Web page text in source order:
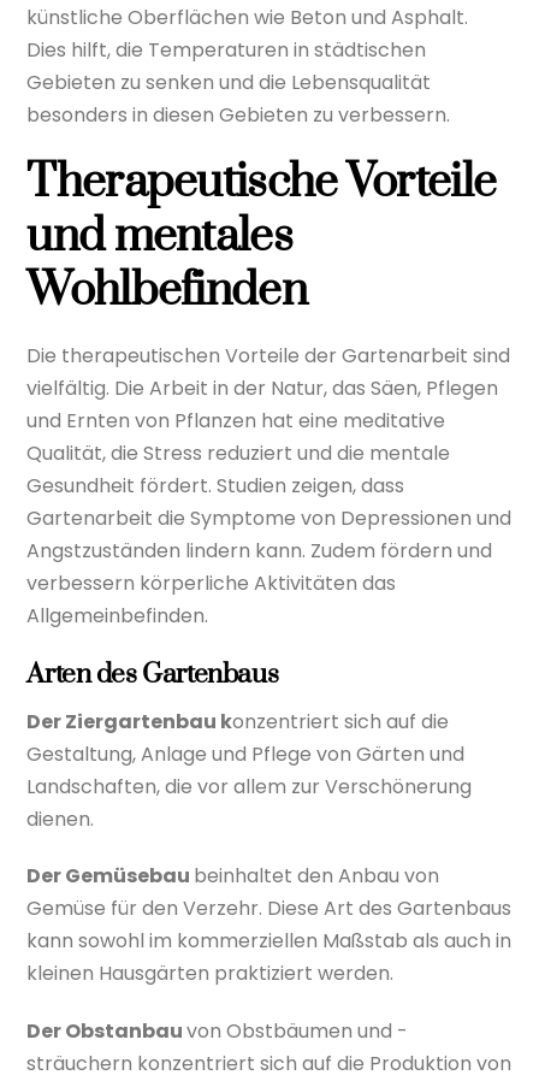
künstliche Oberflächen wie Beton und Asphalt.
Dies hilft, die Temperaturen in städtischen
Gebieten zu senken und die Lebensqualität
besonders in diesen Gebieten zu verbessern.
Therapeutische Vorteile
und mentales
Wohlbefinden
Die therapeutischen Vorteile der Gartenarbeit sind
vielfältig. Die Arbeit in der Natur, das Säen, Pflegen
und Ernten von Pflanzen hat eine meditative
Qualität, die Stress reduziert und die mentale
Gesundheit fördert. Studien zeigen, dass
Gartenarbeit die Symptome von Depressionen und
Angstzuständen lindern kann. Zudem fördern und
verbessern körperliche Aktivitäten das
Allgemeinbefinden.
Arten des Gartenbaus
Der Ziergartenbau konzentriert sich auf die
Gestaltung, Anlage und Pflege von Gärten und
Landschaften, die vor allem zur Verschönerung
dienen.
Der Gemüsebau beinhaltet den Anbau von
Gemüse für den Verzehr. Diese Art des Gartenbaus
kann sowohl im kommerziellen Maßstab als auch in
kleinen Hausgärten praktiziert werden.
Der Obstanbauvon Obstbäumen und -
sträuchern konzentriert sich auf die Produktion von